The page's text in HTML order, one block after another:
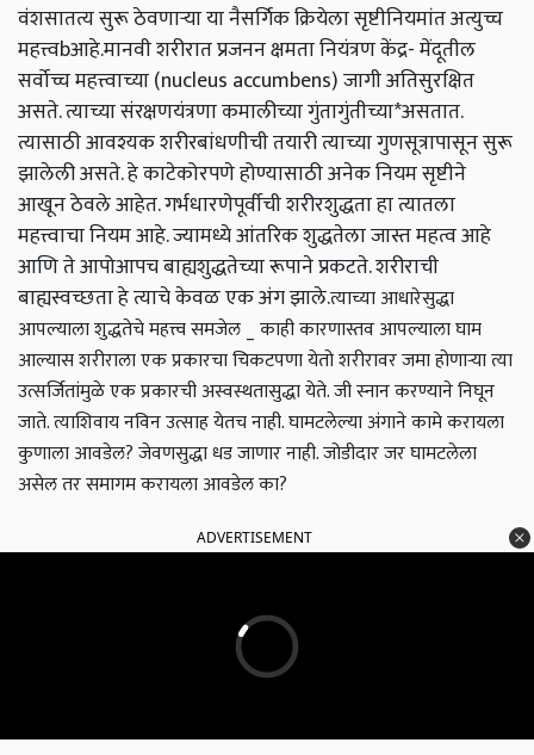
वंशसातत्य सुरू ठेवणाऱ्या या नैसर्गिक क्रियेला सृष्टीनियमांत अत्युच्च
महत्त्वbआहे.मानवी शरीरात प्रजनन क्षमता नियंत्रण केंद्र- मेंदूतील
सर्वोच्च महत्त्वाच्या (nucleus accumbens) जागी अतिसुरक्षित
असते. त्याच्या संरक्षणयंत्रणा कमालीच्या गुंतागुंतीच्या*असतात.
त्यासाठी आवश्यक शरीरबांधणीची तयारी त्याच्या गुणसूत्रापासून सुरू
झालेली असते. हे काटेकोरपणे होण्यासाठी अनेक नियम सृष्टीने
आखून ठेवले आहेत. गर्भधारणेपूर्वीची शरीरशुद्धता हा त्यातला
महत्त्वाचा नियम आहे. ज्यामध्ये आंतरिक शुद्धतेला जास्त महत्व आहे
आणि ते आपोआपच बाह्यशुद्धतेच्या रूपाने प्रकटते. शरीराची
बाह्यस्वच्छता हे त्याचे केवळ एक अंग झाले.त्याच्या आधारेसुद्धा
आपल्याला शुद्धतेचे महत्त्व समजेल _ काही कारणास्तव आपल्याला घाम
आल्यास शरीराला एक प्रकारचा चिकटपणा येतो शरीरावर जमा होणाऱ्या त्या
उत्सर्जितांमुळे एक प्रकारची अस्वस्थतासुद्धा येते. जी स्नान करण्याने निघून
जाते. त्याशिवाय नविन उत्साह येतच नाही. घामटलेल्या अंगाने कामे करायला
कुणाला आवडेल? जेवणसुद्धा धड जाणार नाही. जोडीदार जर घामटलेला
असेल तर समागम करायला आवडेल का?
ADVERTISEMENT